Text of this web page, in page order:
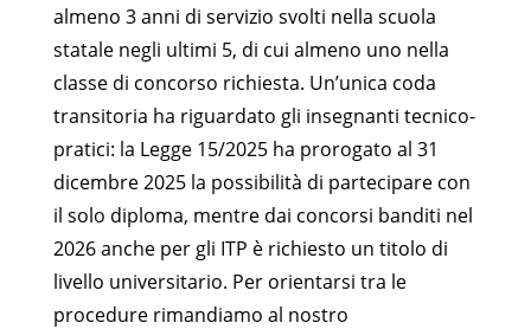
almeno 3 anni di servizio svolti nella scuola
statale negli ultimi 5, di cui almeno uno nella
classe di concorso richiesta. Un’unica coda
transitoria ha riguardato gli insegnanti tecnico-
pratici: la Legge 15/2025 ha prorogato al 31
dicembre 2025 la possibilità di partecipare con
il solo diploma, mentre dai concorsi banditi nel
2026 anche per gli ITP è richiesto un titolo di
livello universitario. Per orientarsi tra le
procedure rimandiamo al nostro